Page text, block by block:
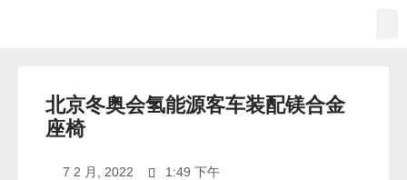
北京冬奥会氢能源客车装配镁合金
座椅
7 2 月, 2022 1:49 下午